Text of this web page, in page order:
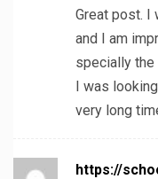
Great post. I
and I am
specially the
I was
very long
https://